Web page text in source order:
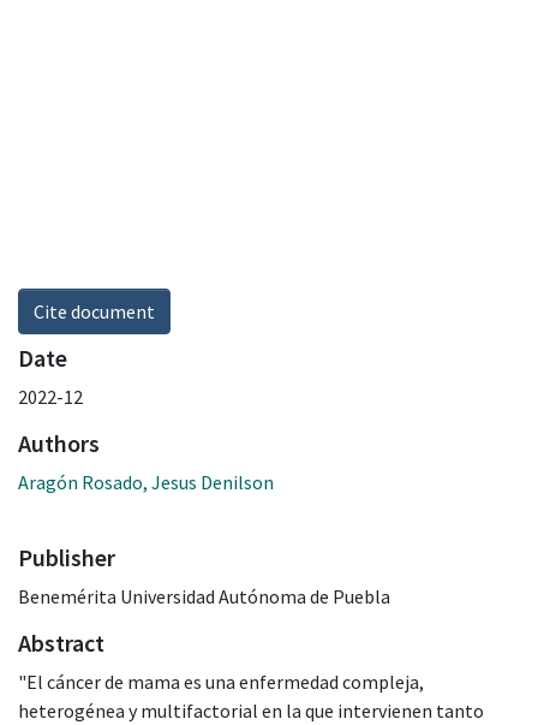
Cite document
Date
2022-12
Authors
Aragón Rosado, Jesus Denilson
Publisher
Benemérita Universidad Autónoma de Puebla
Abstract
"El cáncer de mama es una enfermedad compleja,
heterogénea y multifactorial en la que intervienen tanto